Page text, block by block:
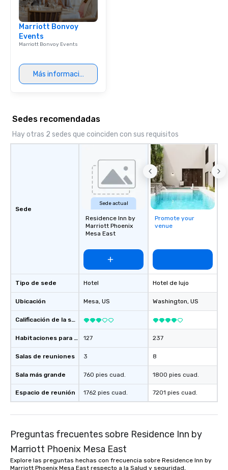
Marriott Bonvoy
Events
Marriott Bonvoy Events
Más información
Sedes recomendadas
Hay otras 2 sedes que coinciden con sus requisitos
Sede
Tipo de sede
Ubicación
Calificación de la sede
Habitaciones para huéspedes
Salas de reuniones
Sala más grande
Espacio de reunión
Sede actual
Residence Inn by
Marriott Phoenix
Mesa East
Hotel
Mesa, US
127
3
760 pies cuad.
1762 pies cuad.
Promote your
venue
Hotel de lujo
Washington, US
237
8
1800 pies cuad.
7201 pies cuad.
Preguntas frecuentes sobre Residence Inn by
Marriott Phoenix Mesa East
Explore las preguntas hechas con frecuencia sobre Residence Inn by
Marriott Phoenix Mesa East respecto a la Salud y seguridad,